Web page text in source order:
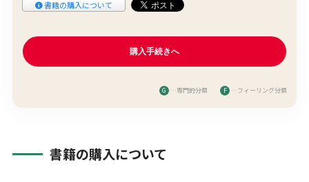
書籍の購入について
G …専門的分類 F …フィーリング分類
書籍の購入について